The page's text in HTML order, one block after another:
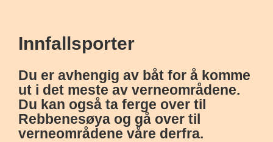
Innfallsporter
Du er avhengig av båt for å komme
ut i det meste av verneområdene.
Du kan også ta ferge over til
Rebbenesøya og gå over til
verneområdene våre derfra.